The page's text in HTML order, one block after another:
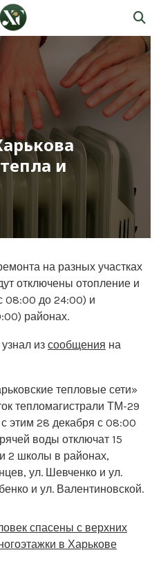
и
на разных участках
отключены отопление и
08:00 до 24:00) и
районах.
узнал из сообщения на
тепловые сети»
тепломагистрали ТМ-29
этим 28 декабря с 08:00
воды отключат 15
2 школы в районах,
ул. Шевченко и ул.
и ул. Валентиновской.
спасены с верхних
в Харькове